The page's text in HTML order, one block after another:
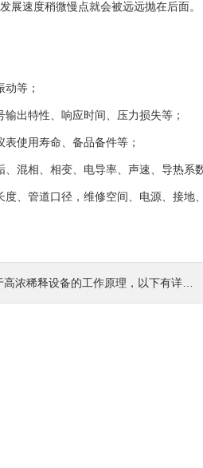
展速度稍微慢点就会被远远抛在后面。
等；
出特性、响应时间、压力损失等；
使用寿命、备品备件等；
相、相变、电导率、声速、导热系
管道口径，维修空间、电源、接地
浓稀释设备的工作原理，以下有详细说明